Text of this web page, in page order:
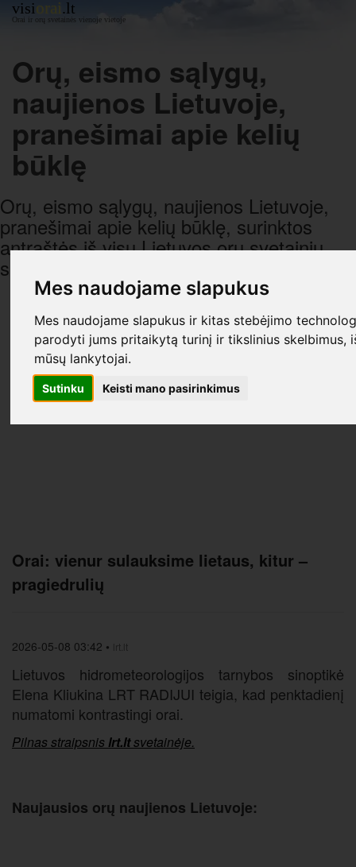
Mes naudojame slapukus
Mes naudojame slapukus ir kitas stebėjimo
parodyti jums pritaikytą turinį ir tikslinius skelbimus,
mūsų lankytojai.
Sutinku Keisti mano pasirinkimus
visiorai.lt
Orai ir orų svetainės vienoje vietoje
Orų, eismo sąlygų,
naujienos Lietuvoje,
pranešimai apie kelių
būklę
Orų, eismo sąlygų, naujienos Lietuvoje,
pranešimai apie kelių būklę, surinktos
antraštės iš visų Lietuvos orų svetainių,
sugrupuotos pagal datą ir laiką.
R E K L A M A
Orai: vienur sulauksime lietaus, kitur –
pragiedrulių
2026-05-08 03:42 • lrt.lt
Lietuvos hidrometeorologijos tarnybos sinoptikė
Elena Kliukina LRT RADIJUI teigia, kad penktadienį
numatomi kontrastingi orai.
Pilnas straipsnis lrt.ltsvetainėje.
Naujausios orų naujienos Lietuvoje: